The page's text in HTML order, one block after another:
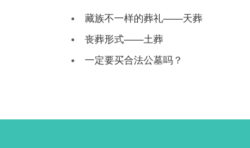
藏族不一样的葬礼——天葬
丧葬形式——土葬
一定要买合法公墓吗？